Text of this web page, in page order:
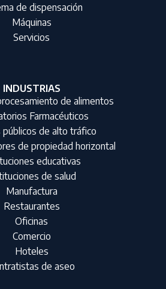
de dispensación
Máquinas
Servicios
INDUSTRIAS
de alimentos
Farmacéuticos
públicos de alto tráfico
de propiedad horizontal
educativas
de salud
Manufactura
Restaurantes
Oficinas
Comercio
Hoteles
de aseo